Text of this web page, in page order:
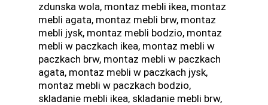
zdunska wola, montaz mebli ikea, montaz
mebli agata, montaz mebli brw, montaz
mebli jysk, montaz mebli bodzio, montaz
mebli w paczkach ikea, montaz mebli w
paczkach brw, montaz mebli w paczkach
agata, montaz mebli w paczkach jysk,
montaz mebli w paczkach bodzio,
skladanie mebli ikea, skladanie mebli brw,